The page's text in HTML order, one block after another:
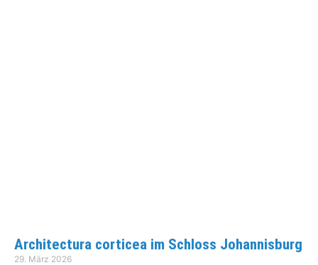
Architectura corticea im Schloss Johannisburg
29. März 2026